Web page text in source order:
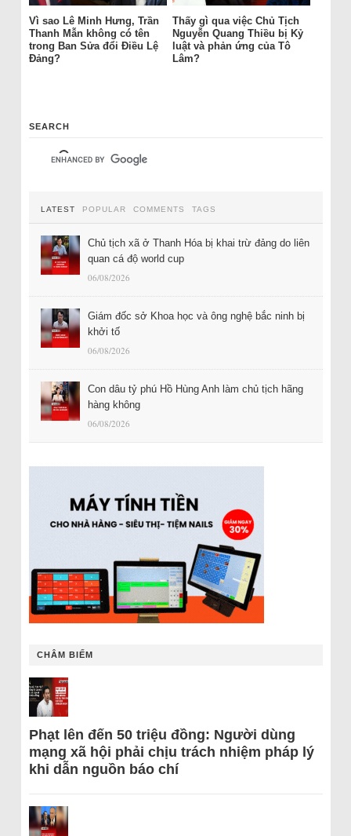
Vì sao Lê Minh Hưng, Trần
Thanh Mẫn không có tên
trong Ban Sửa đổi Điều Lệ
Đảng?
Thấy gì qua việc Chủ Tịch
Nguyễn Quang Thiều bị Kỷ
luật và phản ứng của Tô
Lâm?
SEARCH
LATEST POPULAR COMMENTS TAGS
Chủ tịch xã ở Thanh Hóa bị khai trừ đảng do liên
quan cá độ world cup
06/08/2026
Giám đốc sở Khoa học và ông nghệ bắc ninh bị
khởi tố
06/08/2026
Con dâu tỷ phú Hồ Hùng Anh làm chủ tịch hãng
hàng không
06/08/2026
CHÂM BIẾM
Phạt lên đến 50 triệu đồng: Người dùng
mạng xã hội phải chịu trách nhiệm pháp lý
khi dẫn nguồn báo chí